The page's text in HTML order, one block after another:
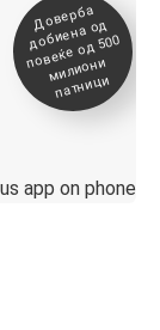
Доверба
добиена о
д
повеќе о
д 500
милиони
патници